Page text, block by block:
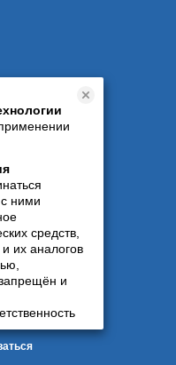
с ними
средств,
их аналогов
и